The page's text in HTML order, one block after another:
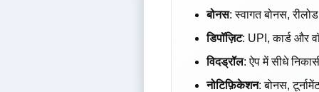
बोनस: स्वागत बोनस,
डिपॉज़िट: UPI, कार्ड और
विदड्रॉल: ऐप में सीधे
नोटिफ़िकेशन: बोनस,